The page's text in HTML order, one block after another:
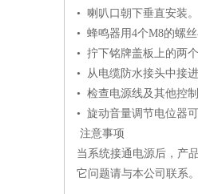
• 喇叭口朝下垂直安装。
• 蜂鸣器用4个M8的螺
• 拧下铭牌盖板上的两
• 从电缆防水接头中接
• 检查电源线及其他控
• 旋动音量调节电位器
注意事项
当系统接通电源后，产
它问题请与本公司联系